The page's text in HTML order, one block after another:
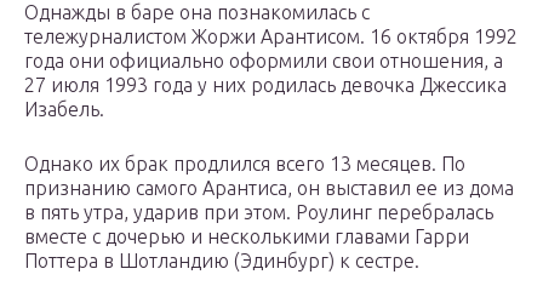
Однажды в баре она познакомилась с
тележурналистом Жоржи Арантисом. 16 октября 1992
года они официально оформили свои отношения, а
27 июля 1993 года у них родилась девочка Джессика
Изабель.
Однако их брак продлился всего 13 месяцев. По
признанию самого Арантиса, он выставил ее из дома
в пять утра, ударив при этом. Роулинг перебралась
вместе с дочерью и несколькими главами Гарри
Поттера в Шотландию (Эдинбург) к сестре.